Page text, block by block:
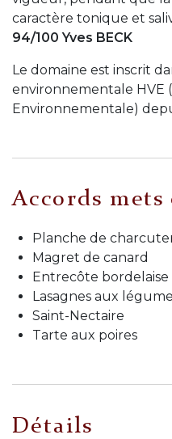
caractère tonique et
94/100 Yves BECK
Le domaine est inscrit
environnementale HVE
Environnementale)
Accords mets
Planche de
Magret de canard
Entrecôte bordelaise
Lasagnes aux
Saint-Nectaire
Tarte aux poires
Détails